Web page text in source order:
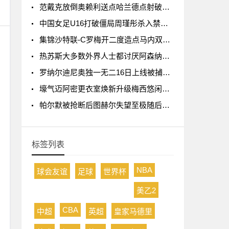
范戴克放倒奥赖利送点哈兰德点射破门曼城1-0利物浦
中国女足U16打破僵局周瑾彤杀入禁区小角度抽射远角破门
集锦沙特联-C罗梅开二度造点马内双响 胜利5-2纳杰马体育
热苏斯大多数外界人士都讨厌阿森纳我不明白为什么
罗纳尔迪尼奥独一无二16日上线被捕入狱人生最糟糕时刻
壕气迈阿密更衣室焕新升级梅西悠闲品马黛茶
帕尔默被抢断后图赫尔失望至极随后日本队5脚传递破门
标签列表
球会友谊 足球 世界杯 NBA
美乙2
中超 CBA 英超 皇家马德里